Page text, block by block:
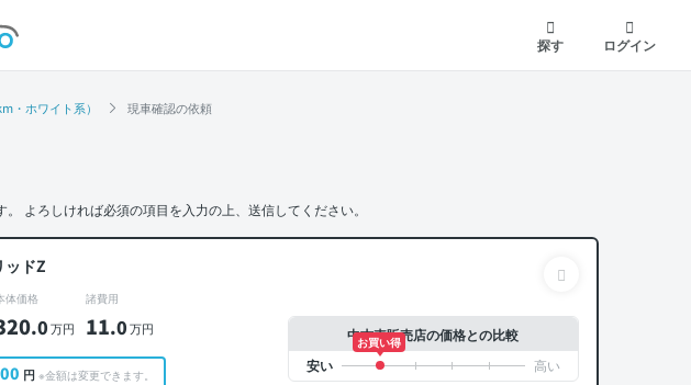
探す
ログイン
・ホワイト系） 現車確認の依頼
よろしければ必須の項目を入力の上、送信してください。
ッドZ
体価格
.0万円
諸費用
11.0万円
円 ※金額は変更できます。
中古車販売店の価格との比較
お買い得